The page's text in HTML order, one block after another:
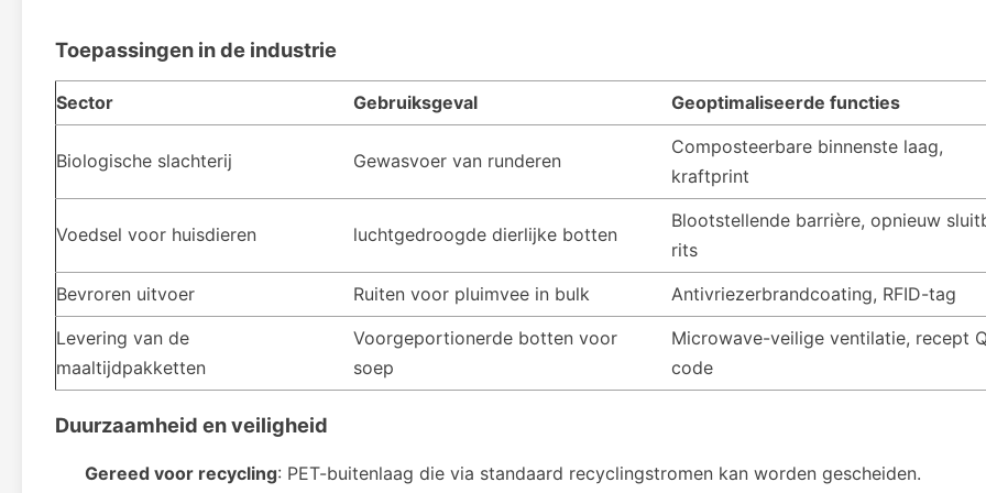
Toepassingen in de industrie
Sector Gebruiksgeval Geoptimaliseerde functies
Biologische slachterij Gewasvoer van runderen
Composteerbare binnenste laag,
kraftprint
Voedsel voor huisdieren luchtgedroogde dierlijke botten
Blootstellende barrière, opnieuw
rits
Bevroren uitvoer
Ruiten voor pluimvee in bulk
Antivriezerbrandcoating, RFID-tag
Levering van de
maaltijdpakketten
Voorgeportionerde botten voor
soep
Microwave-veilige ventilatie, recept
code
Duurzaamheid en veiligheid
Gereed voor recycling: PET-buitenlaag die via standaard recyclingstromen kan worden gescheiden.